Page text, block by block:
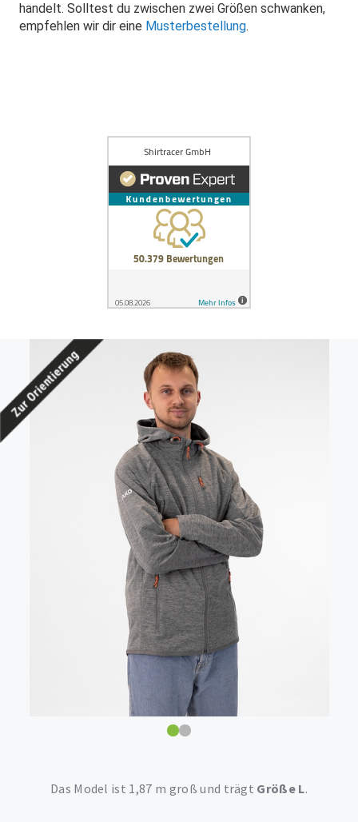
handelt. Solltest du zwischen zwei Größen schwanken,
empfehlen wir dir eine Musterbestellung.
Das Model ist 1,87 m groß und trägt Größe L.